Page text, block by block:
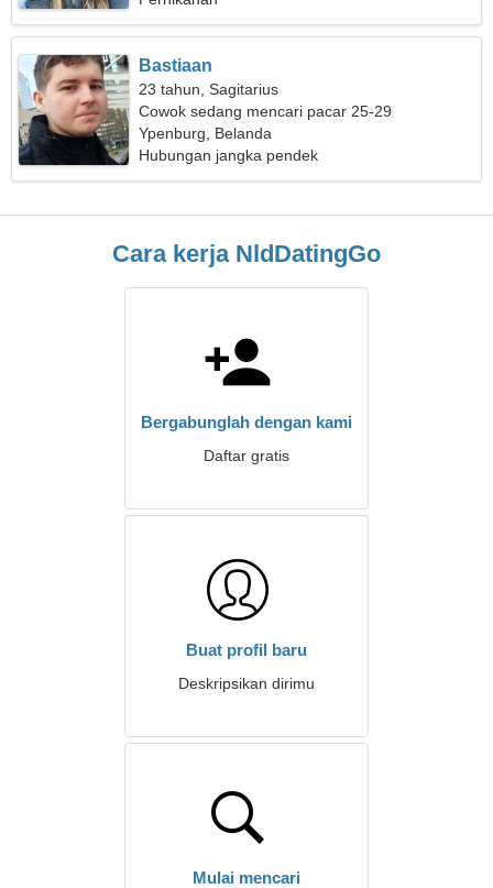
Bastiaan
23 tahun, Sagitarius
Cowok sedang mencari pacar 25-29
Ypenburg, Belanda
Hubungan jangka pendek
Cara kerja NldDatingGo
Bergabunglah dengan kami
Daftar gratis
Buat profil baru
Deskripsikan dirimu
Mulai mencari